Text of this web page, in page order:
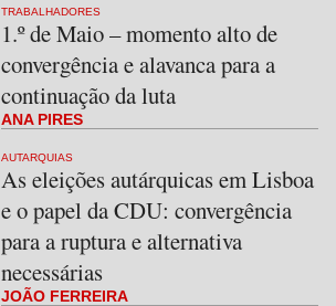
TRABALHADORES
1.º de Maio – momento alto de
convergência e alavanca para a
continuação da luta
ANA PIRES
AUTARQUIAS
As eleições autárquicas em Lisboa
e o papel da CDU: convergência
para a ruptura e alternativa
necessárias
JOÃO FERREIRA